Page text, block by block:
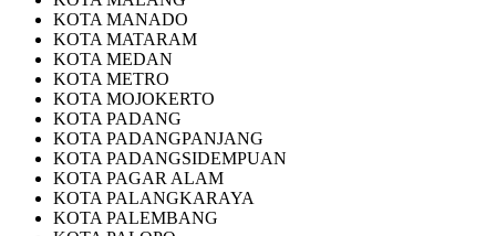
KOTA MANADO
KOTA MATARAM
KOTA MEDAN
KOTA METRO
KOTA MOJOKERTO
KOTA PADANG
KOTA PADANGPANJANG
KOTA PADANGSIDEMPUAN
KOTA PAGAR ALAM
KOTA PALANGKARAYA
KOTA PALEMBANG